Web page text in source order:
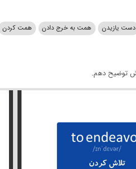
دست یازیدن همت به خرج دادن همت کردن